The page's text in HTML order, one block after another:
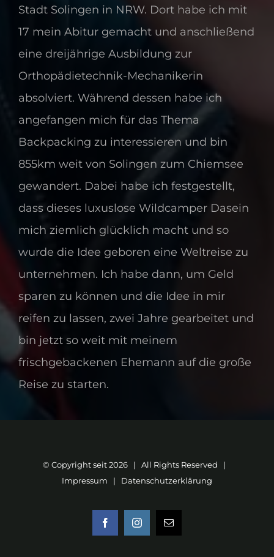
Stadt Solingen in NRW. Dort habe ich mit
17 mein Abitur gemacht und anschließend
eine dreijährige Ausbildung zur
Orthopädietechnik-Mechanikerin
absolviert. Während dessen habe ich
angefangen mich für das Thema
Backpacking zu interessieren und bin
855km weit von Solingen zum Chiemsee
gewandert. Dabei habe ich festgestellt,
dass dieses luxuslose Wildcamper Dasein
mich ziemlich glücklich macht und so
wurde die Idee geboren eine Weltreise zu
unternehmen. Ich habe dann, um Geld
sparen zu können und die Idee in mir
reifen zu lassen, zwei Jahre gearbeitet und
bin jetzt so weit mit meinem
frischgebackenen Ehemann auf die große
Reise zu starten.
© Copyright seit2026 | All Rights Reserved |
Impressum | Datenschutzerklärung
FacebookInstagram
E-
Mail